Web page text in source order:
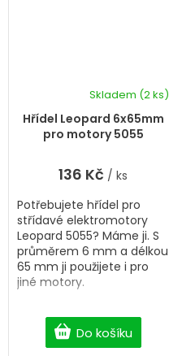
Hřídel Leopard 6x65mm
pro motory 5055
Skladem (2 ks)
136 Kč / ks
Do košíku
Potřebujete hřídel pro
střídavé elektromotory
Leopard 5055? Máme ji. S
průměrem 6 mm a délkou
65 mm ji použijete i pro
jiné motory.